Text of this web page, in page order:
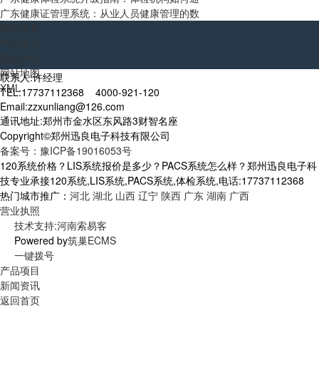
广东健康证管理系统：从业人员健康管理的数
网站地图
XML
联系人:许经理
TEL:17737112368 4000-921-120
Email:zzxunliang@126.com
通讯地址:郑州市金水区东风路3财智名座
Copyright©郑州迅良电子科技有限公司
备案号：豫ICP备19016053号
120系统价格？LIS系统报价是多少？PACS系统怎么样？郑州迅良电子科
技专业承接120系统,LIS系统,PACS系统,体检系统,电话:17737112368
热门城市推广： 河北 湖北 山西 辽宁 陕西 广东 湖南 广西
营业执照
技术支持:河南索易客
Powered by筑巢ECMS
一键拨号
产品项目
新闻资讯
返回首页